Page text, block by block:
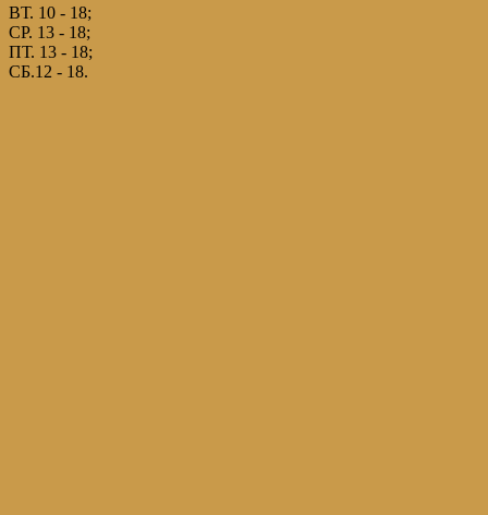
ВТ. 10 - 18;
СР. 13 - 18;
ПТ. 13 - 18;
СБ.12 - 18.